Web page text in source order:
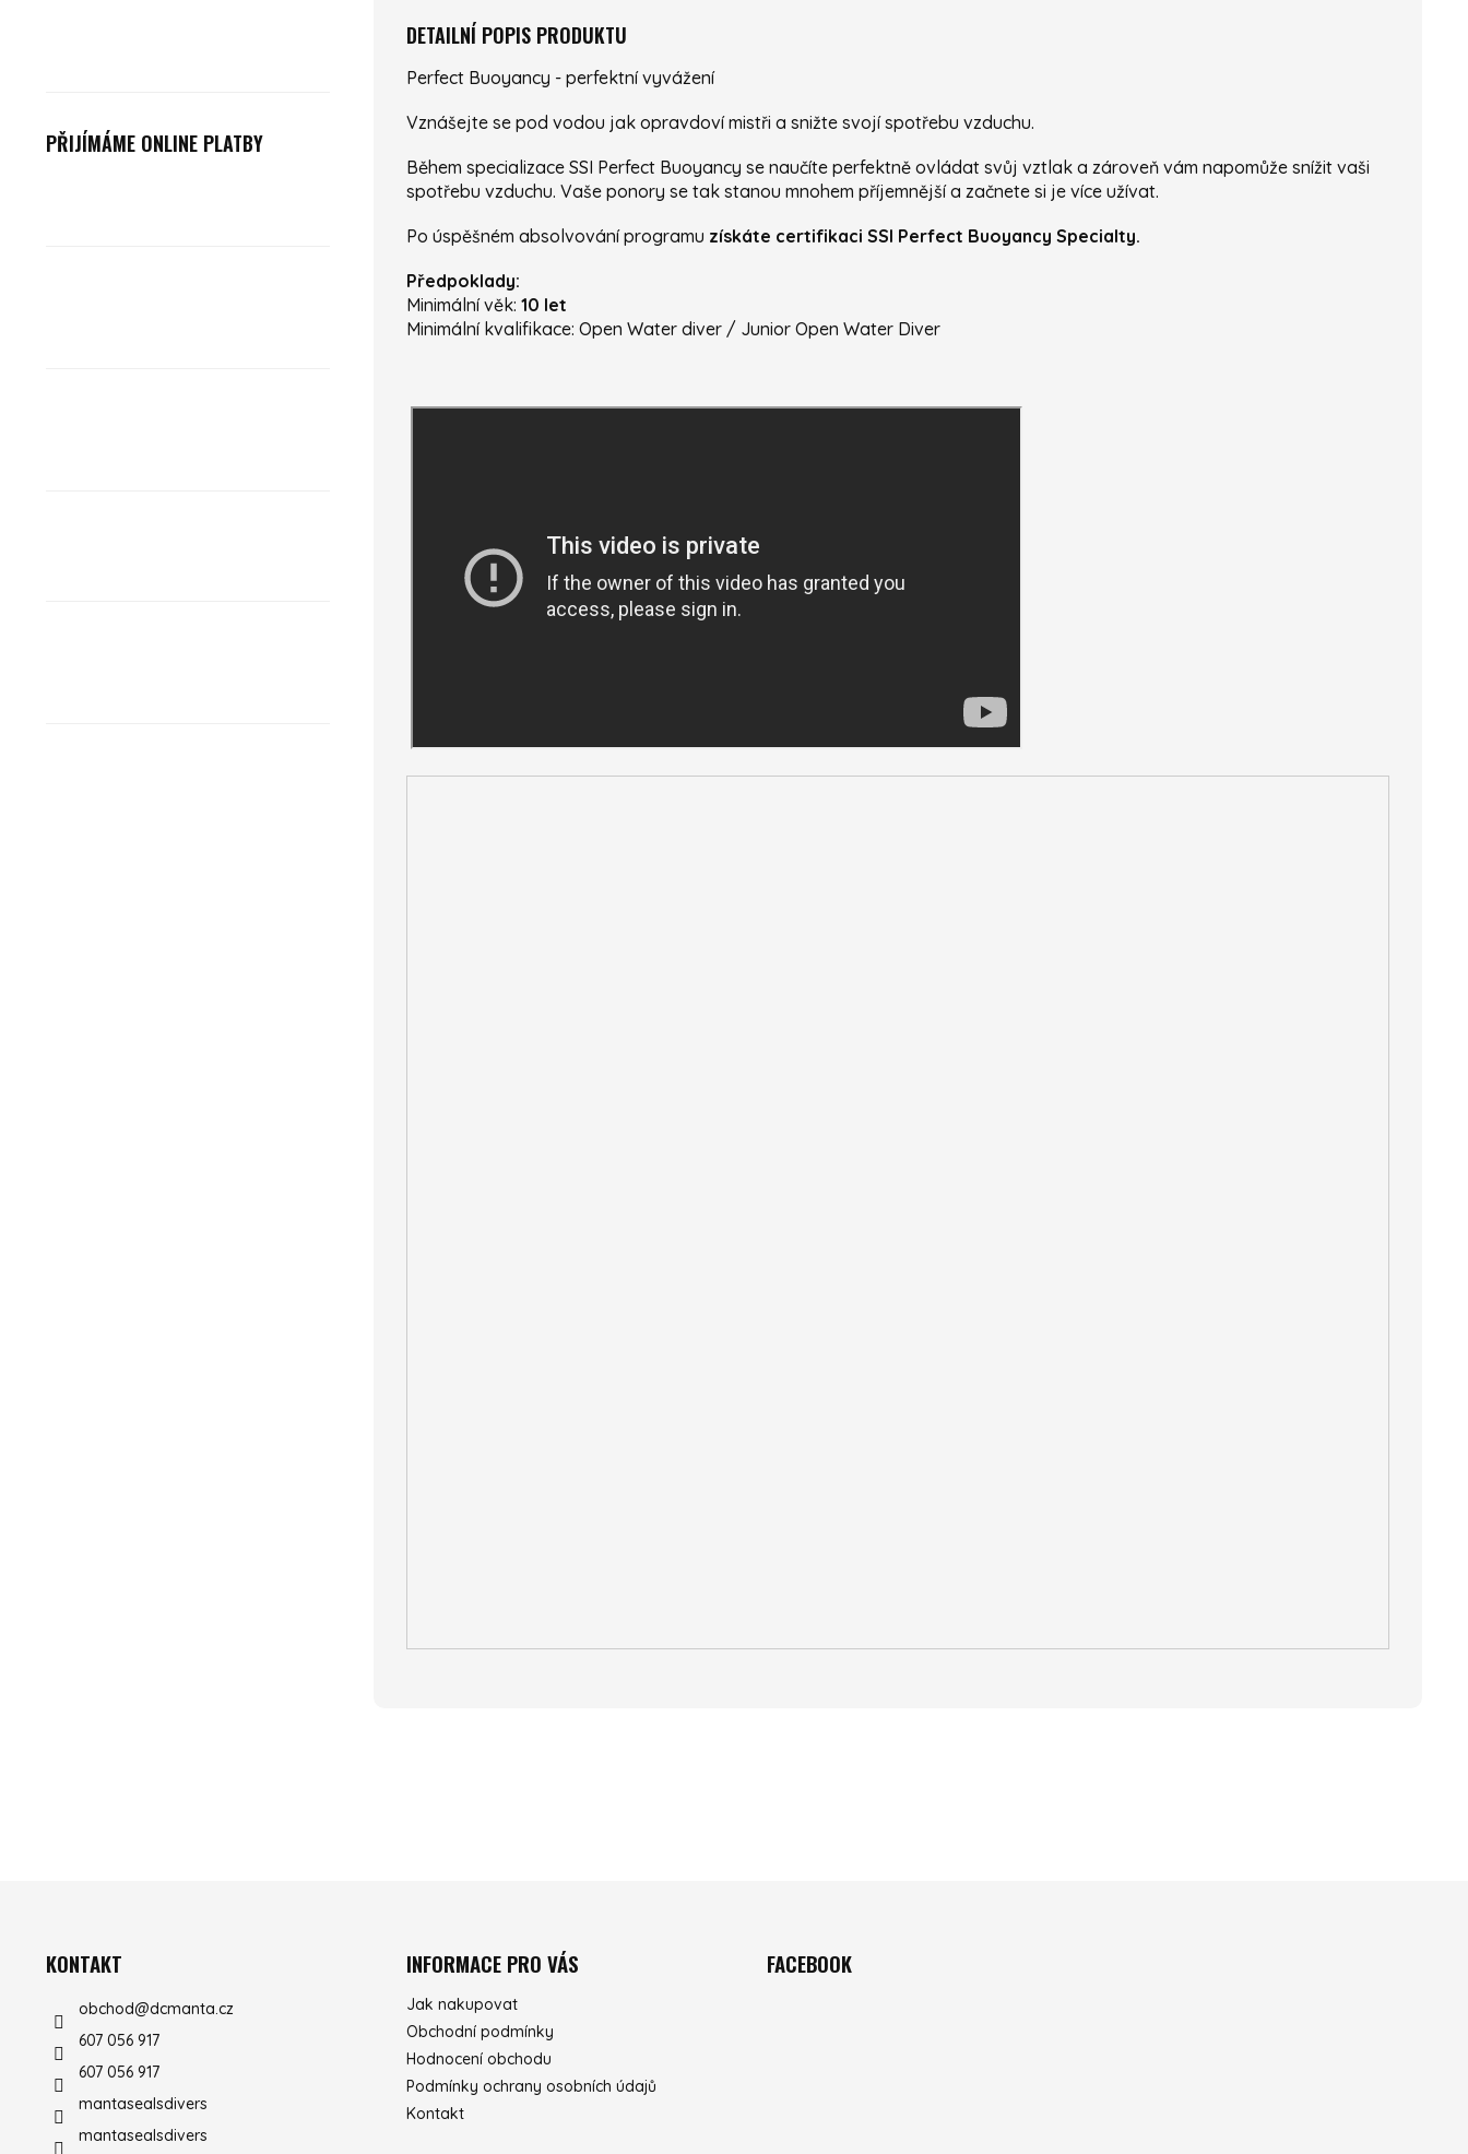
PŘIJÍMÁME ONLINE PLATBY
DETAILNÍ POPIS PRODUKTU
Perfect Buoyancy - perfektní vyvážení
Vznášejte se pod vodou jak opravdoví mistři a snižte svojí spotřebu vzduchu.
Během specializace SSI Perfect Buoyancy se naučíte perfektně ovládat svůj vztlak a zároveň vám napomůže snížit vaši
spotřebu vzduchu. Vaše ponory se tak stanou mnohem příjemnější a začnete si je více užívat.
Po úspěšném absolvování programu získáte certifikaci SSI Perfect Buoyancy Specialty.
Předpoklady:
Minimální věk: 10 let
Minimální kvalifikace: Open Water diver / Junior Open Water Diver
KONTAKT
obchod@dcmanta.cz
607 056 917
607 056 917
mantasealsdivers
mantasealsdivers
INFORMACE PRO VÁS
Jak nakupovat
Obchodní podmínky
Hodnocení obchodu
Podmínky ochrany osobních údajů
Kontakt
FACEBOOK